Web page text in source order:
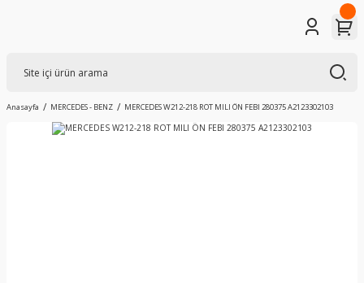
Anasayfa MERCEDES - BENZ MERCEDES W212-218 ROT MILI ÖN FEBI 280375 A2123302103